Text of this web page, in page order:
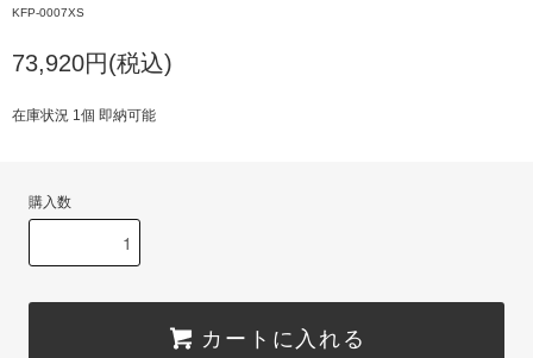
KFP-0007XS
73,920円(税込)
在庫状況 1個 即納可能
購入数
カートに入れる